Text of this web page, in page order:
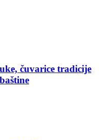
čuvarice tradicije